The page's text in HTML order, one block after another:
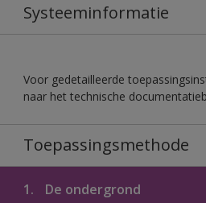
Systeeminformatie
Voor gedetailleerde
naar het technische
Toepassingsmethode
1. De ondergrond